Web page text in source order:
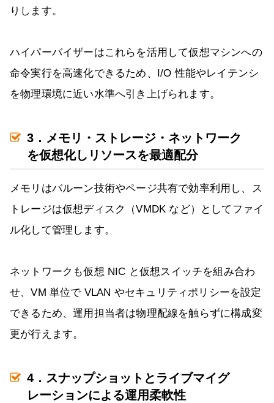
りします。
ハイパーバイザーはこれらを活用して仮想マシンへの
命令実行を高速化できるため、I/O 性能やレイテンシ
を物理環境に近い水準へ引き上げられます。
3．メモリ・ストレージ・ネットワーク
を仮想化しリソースを最適配分
メモリはバルーン技術やページ共有で効率利用し、ス
トレージは仮想ディスク（VMDK など）としてファイ
ル化して管理します。
ネットワークも仮想 NIC と仮想スイッチを組み合わ
せ、VM 単位で VLAN やセキュリティポリシーを設定
できるため、運用担当者は物理配線を触らずに構成変
更が行えます。
4．スナップショットとライブマイグ
レーションによる運用柔軟性